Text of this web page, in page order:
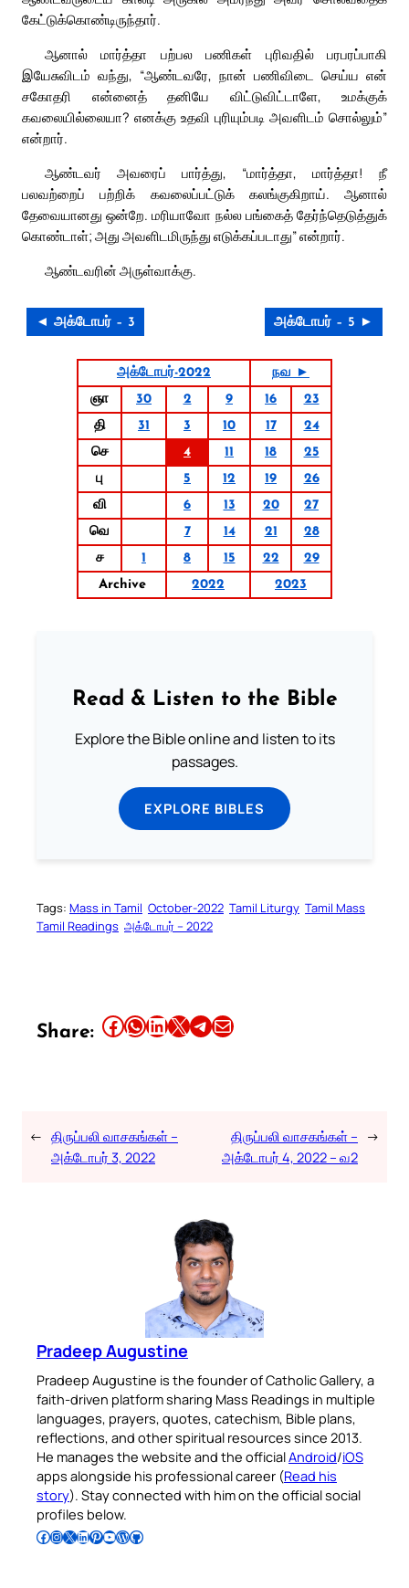
கேட்டுக்கொண்டிருந்தார்.
ஆனால் மார்த்தா பற்பல பணிகள் புரிவதில் பரபரப்பாகி
இயேசுவிடம் வந்து, “ஆண்டவரே, நான் பணிவிடை செய்ய என்
சகோதரி என்னைத் தனியே விட்டுவிட்டாளே, உமக்குக்
கவலையில்லையா? எனக்கு உதவி புரியும்படி அவளிடம் சொல்லும்”
என்றார்.
ஆண்டவர் அவரைப் பார்த்து, “மார்த்தா, மார்த்தா! நீ
பலவற்றைப் பற்றிக் கவலைப்பட்டுக் கலங்குகிறாய். ஆனால்
தேவையானது ஒன்றே. மரியாவோ நல்ல பங்கைத் தேர்ந்தெடுத்துக்
கொண்டாள்; அது அவளிடமிருந்து எடுக்கப்படாது” என்றார்.
ஆண்டவரின் அருள்வாக்கு.
◄ அக்டோபர் – 3 அக்டோபர் – 5 ►
அக்டோபர்-2022
நவ ►
ஞா
30 2 9 16
23
தி
31 3 10 17
24
செ
4 11 18
25
பு
5 12 19
26
வி
6 13 20
27
வெ
7 14 21
28
ச
1 8 15 22
29
Archive
2022 2023
Read & Listen to the Bible
Explore the Bible online and listen to its
passages.
EXPLORE BIBLES
Tags: Mass in Tamil October-2022 Tamil Liturgy Tamil Mass
Tamil Readings அக்டோபர் – 2022
Share: Share this article on Facebook Share this article on WhatsApp Share this article on LinkedIn Share this article on X Share this article on TelegramEmail this Article
← திருப்பலி வாசகங்கள் –
அக்டோபர் 3, 2022
திருப்பலி வாசகங்கள் –
அக்டோபர் 4, 2022 – வ2
→
Pradeep Augustine
Pradeep Augustine is the founder of Catholic Gallery, a
faith-driven platform sharing Mass Readings in multiple
languages, prayers, quotes, catechism, Bible plans,
reflections, and other spiritual resources since 2013.
He manages the website and the officialAndroid/iOS
apps alongside his professional career (Read his
story). Stay connected with him on the official social
profiles below.
Follow Pradeep on Facebook Follow Pradeep on InstagramFollow Pradeep on X Follow Pradeep on LinkedIn Follow Pradeep on Pinterest Subscribe to Pradeep’s Youtube Channel Follow Pradeep on WordPress Follow Pradeep on GitHub